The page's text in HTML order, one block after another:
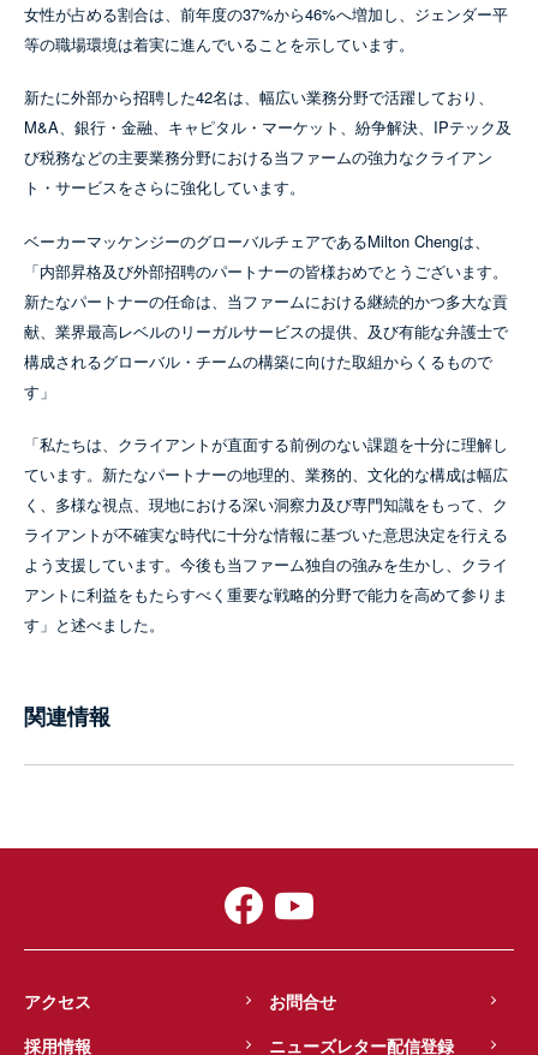
女性が占める割合は、前年度の37%から46%へ増加し、ジェンダー平
等の職場環境は着実に進んでいることを示しています。
新たに外部から招聘した42名は、幅広い業務分野で活躍しており、
M&A、銀行・金融、キャピタル・マーケット、紛争解決、IPテック及
び税務などの主要業務分野における当ファームの強力なクライアン
ト・サービスをさらに強化しています。
ベーカーマッケンジーのグローバルチェアであるMilton Chengは、
「内部昇格及び外部招聘のパートナーの皆様おめでとうございます。
新たなパートナーの任命は、当ファームにおける継続的かつ多大な貢
献、業界最高レベルのリーガルサービスの提供、及び有能な弁護士で
構成されるグローバル・チームの構築に向けた取組からくるもので
す」
「私たちは、クライアントが直面する前例のない課題を十分に理解し
ています。新たなパートナーの地理的、業務的、文化的な構成は幅広
く、多様な視点、現地における深い洞察力及び専門知識をもって、ク
ライアントが不確実な時代に十分な情報に基づいた意思決定を行える
よう支援しています。今後も当ファーム独自の強みを生かし、クライ
アントに利益をもたらすべく重要な戦略的分野で能力を高めて参りま
す」と述べました。
関連情報
アクセス
お問合せ
採用情報
ニューズレター配信登録